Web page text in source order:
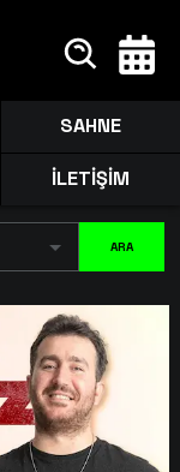
SAHNE
İLETİŞİM
ARA